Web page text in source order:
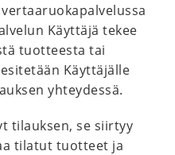
Käyttäjä tekee
tuotteesta tai
Käyttäjälle
yhteydessä.
tilauksen, se siirtyy
tilatut tuotteet ja